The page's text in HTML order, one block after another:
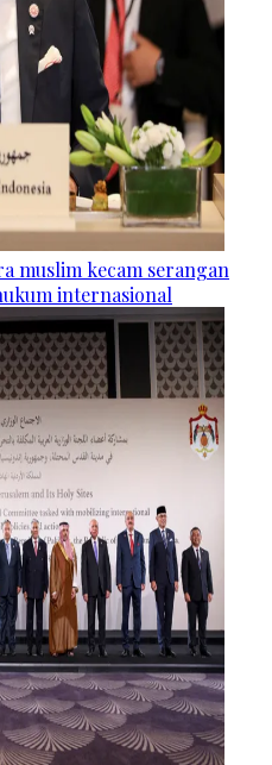
muslim kecam serangan
internasional